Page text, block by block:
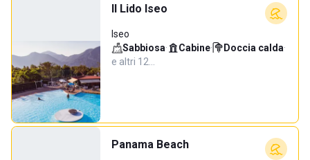
Il Lido Iseo
Iseo
Sabbiosa· Cabine· Doccia calda·
e altri 12…
Panama Beach